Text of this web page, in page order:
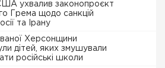
ухвалив законопроєкт
Грема щодо санкцій
та Ірану
Херсонщини
дітей, яких змушували
російські школи